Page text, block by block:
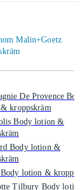
Malin+Goetz
De Provence
kroppskräm
Body lotion &
Body lotion &
lotion &
Tilbury Body